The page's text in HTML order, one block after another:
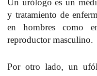
y tratamiento de
en hombres como
reproductor masculino.
Por otro lado, un